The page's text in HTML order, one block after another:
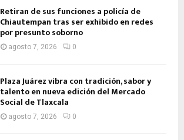
Retiran de sus funciones a policía de
Chiautempan tras ser exhibido en redes
por presunto soborno
agosto 7, 2026 0
Plaza Juárez vibra con tradición, sabor y
talento en nueva edición del Mercado
Social de Tlaxcala
agosto 7, 2026 0